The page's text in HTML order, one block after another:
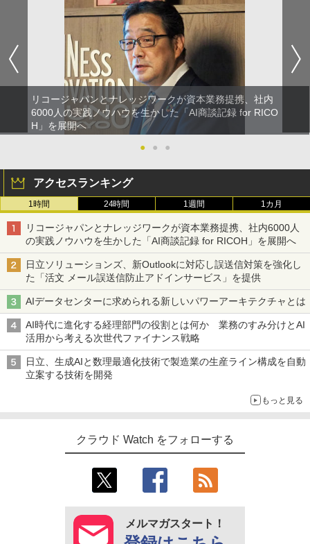
リコージャパンとナレッジワークが資本業務提携、社内
6000人の実践ノウハウを生かした「AI商談記録 for RICO
H」を展開へ
●
● ●
アクセスランキング
1時間 24時間 1週間 1カ月
リコージャパンとナレッジワークが資本業務提携、社内6000人
の実践ノウハウを生かした「AI商談記録 for RICOH」を展開へ
日立ソリューションズ、新Outlookに対応し誤送信対策を強化し
た「活文 メール誤送信防止アドインサービス」を提供
AIデータセンターに求められる新しいパワーアーキテクチャとは
AI時代に進化する経理部門の役割とは何か 業務のすみ分けとAI
活用から考える次世代ファイナンス戦略
日立、生成AIと数理最適化技術で製造業の生産ライン構成を自動
立案する技術を開発
もっと見る
クラウド Watch をフォローする
メルマガスタート！